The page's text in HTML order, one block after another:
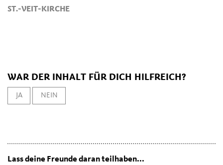
ST.-VEIT-KIRCHE
WAR DER INHALT FÜR DICH HILFREICH?
JA NEIN
Lass deine Freunde daran teilhaben...